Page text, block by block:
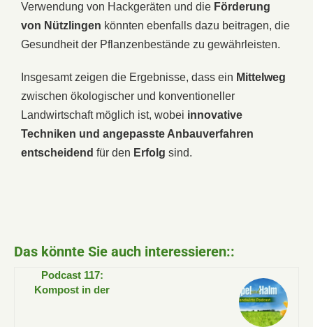
Verwendung von Hackgeräten und die Förderung
von Nützlingen könnten ebenfalls dazu beitragen, die
Gesundheit der Pflanzenbestände zu gewährleisten.
Insgesamt zeigen die Ergebnisse, dass ein Mittelweg
zwischen ökologischer und konventioneller
Landwirtschaft möglich ist, wobei innovative
Techniken und angepasste Anbauverfahren
entscheidend für den Erfolg sind.
Das könnte Sie auch interessieren::
Podcast 117:
Kompost in der